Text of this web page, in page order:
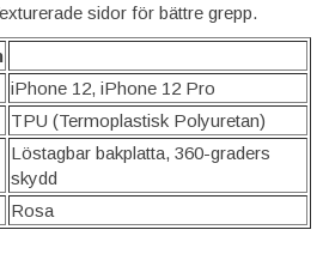
sidor för bättre grepp.
iPhone 12, iPhone 12 Pro
TPU (Termoplastisk Polyuretan)
Löstagbar bakplatta, 360-graders
skydd
Rosa